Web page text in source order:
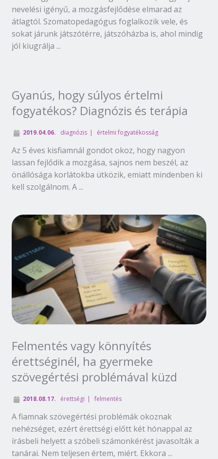
nevelési igényű, a mozgásfejlődése elmarad az
átlagtól. Szomatopedagógus foglalkozik vele, és
sokat járunk játszótérre, játszóházba is, ahol mindig
jól kiugrálja ...
Gyanús, hogy súlyos értelmi
fogyatékos? Diagnózis és terápia
2019.04.06. diagnózis értelmi fogyatékosság
Az 5 éves kisfiamnál gondot okoz, hogy nagyon
lassan fejlődik a mozgása, sajnos nem beszél, az
önállósága korlátokba ütközik, emiatt mindenben ki
kell szolgálnom. A ...
Felmentés vagy könnyítés
érettséginél, ha gyermeke
szövegértési problémával küzd
2018.08.17. érettségi felmentés
A fiamnak szövegértési problémák okoznak
nehézséget, ezért érettségi előtt két hónappal az
írásbeli helyett a szóbeli számonkérést javasolták a
tanárai. Nem teljesen értem, miért. Ekkora ...